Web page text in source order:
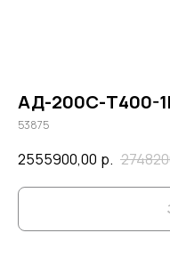
АД-200С-Т400-
53875
2555900,00 р.